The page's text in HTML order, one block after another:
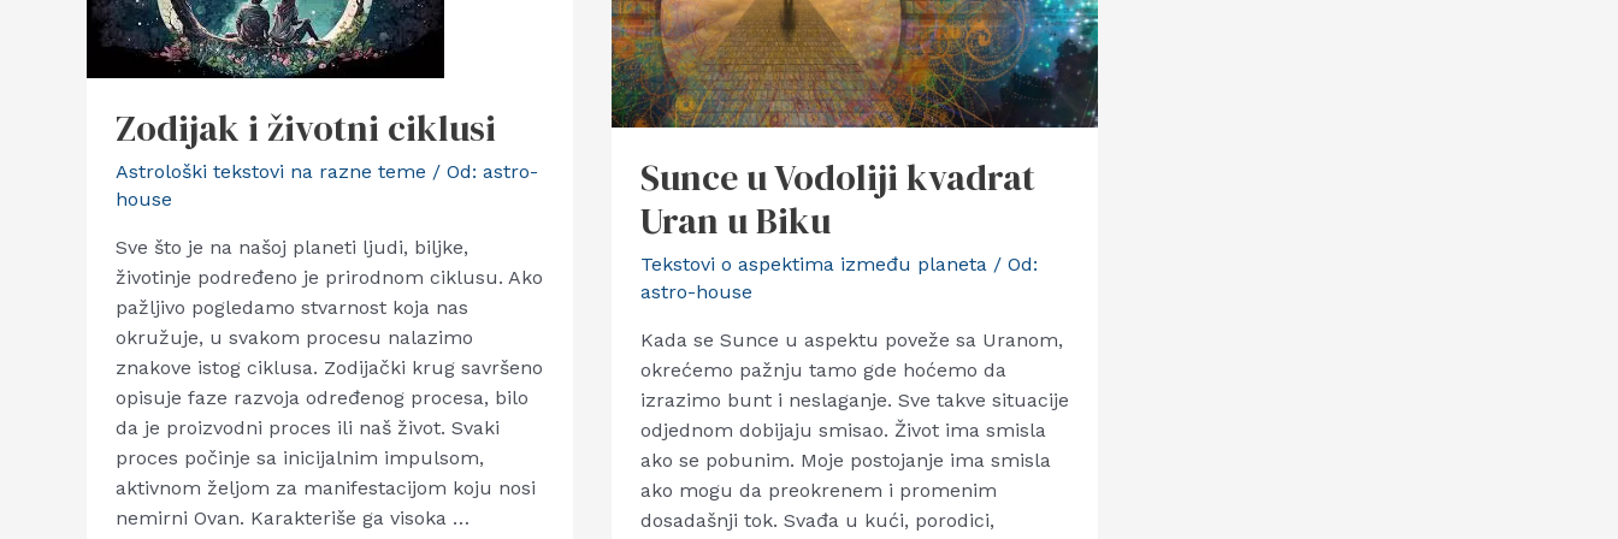
Zodijak i životni ciklusi
Astrološki tekstovi na razne teme / Od: astro-
house
Sve što je na našoj planeti ljudi, biljke,
životinje podređeno je prirodnom ciklusu. Ako
pažljivo pogledamo stvarnost koja nas
okružuje, u svakom procesu nalazimo
znakove istog ciklusa. Zodijački krug savršeno
opisuje faze razvoja određenog procesa, bilo
da je proizvodni proces ili naš život. Svaki
proces počinje sa inicijalnim impulsom,
aktivnom željom za manifestacijom koju nosi
nemirni Ovan. Karakteriše ga visoka …
Sunce u Vodoliji kvadrat
Uran u Biku
Tekstovi o aspektima između planeta / Od:
astro-house
Kada se Sunce u aspektu poveže sa Uranom,
okrećemo pažnju tamo gde hoćemo da
izrazimo bunt i neslaganje. Sve takve situacije
odjednom dobijaju smisao. Život ima smisla
ako se pobunim. Moje postojanje ima smisla
ako mogu da preokrenem i promenim
dosadašnji tok. Svađa u kući, porodici,